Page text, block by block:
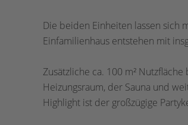
Die beiden Einheiten lassen sich
Einfamilienhaus entstehen mit
Zusätzliche ca. 100 m²
Heizungsraum, der Sauna und
Highlight ist der großzügige